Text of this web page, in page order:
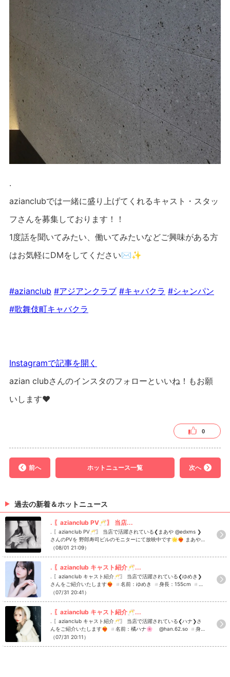
.
azianclubでは一緒に盛り上げてくれるキャスト・スタッ
フさんを募集しております！！
1度話を聞いてみたい、働いてみたいなどご興味がある方
はお気軽にDMをしてください✉️✨
#azianclub #アジアンクラブ #キャバクラ #シャンパン
#歌舞伎町キャバクラ
Instagramで記事を開く
azian clubさんのインスタのフォローといいね！もお願
いします❤︎
0
前へ ホットニュース一覧 次へ
過去の新着＆ホットニュース
. 〖azianclub PV🥂〗 当店...
. 〖azianclub PV🥂〗 当店で活躍されている❮まあや @edxms ❯
さんのPVを 野郎寿司ビルのモニターにて放映中です🌟❤️‍🔥 まあや
さん以外に店内も撮影してますので、ぜひご覧ください🥰⁡ ⁡ aziancl
ある方はお気軽にDMをしてください✉️✨ #azianclub #アジアン
クラブ #キャバクラ #シャンパン #歌舞伎町キャバクラ Instagram
で記事を開くazian clubさんのインスタのフォローといいね！もお
願いします❤︎
（08/01 21:09）
. 〖azianclub キャスト紹介🥂...
. 〖azianclub キャスト紹介🥂〗 当店で活躍されている❮ゆめき❯
さんをご紹介いたします❤️‍🔥 ◽️名前：ゆめき ◽️身長：155cm ◽️誕
生日：1月21日 ◽️出身：東京 ◽️休日の過ごし方：毛布にくるまっ
一言！ ▷▷ 仲良しになりましょう🫶🏻 azianclubでは一緒に盛り
上げてくれるキャスト・スタッフさんを募集しております！！ 1度
話を聞いてみたい、働いてみたいなどご興味がある方はお気軽にD
Mをしてください✉️✨ #azianclub #アジアンクラブ #キャバクラ
#シャンパン #歌舞伎町キャバクラ Instagramで記事を開くazian c
（07/31 20:41）
. 〖azianclub キャスト紹介🥂...
. 〖azianclub キャスト紹介🥂〗 当店で活躍されている❮ハナ❯さ
んをご紹介いたします❤️‍🔥 ◽️名前：橘ハナ🌸 @han.62.so ◽️身
長：153cm ◽️出身：東京 ◽️休日の過ごし方：ホットヨガ、ピラ
（07/31 20:11）